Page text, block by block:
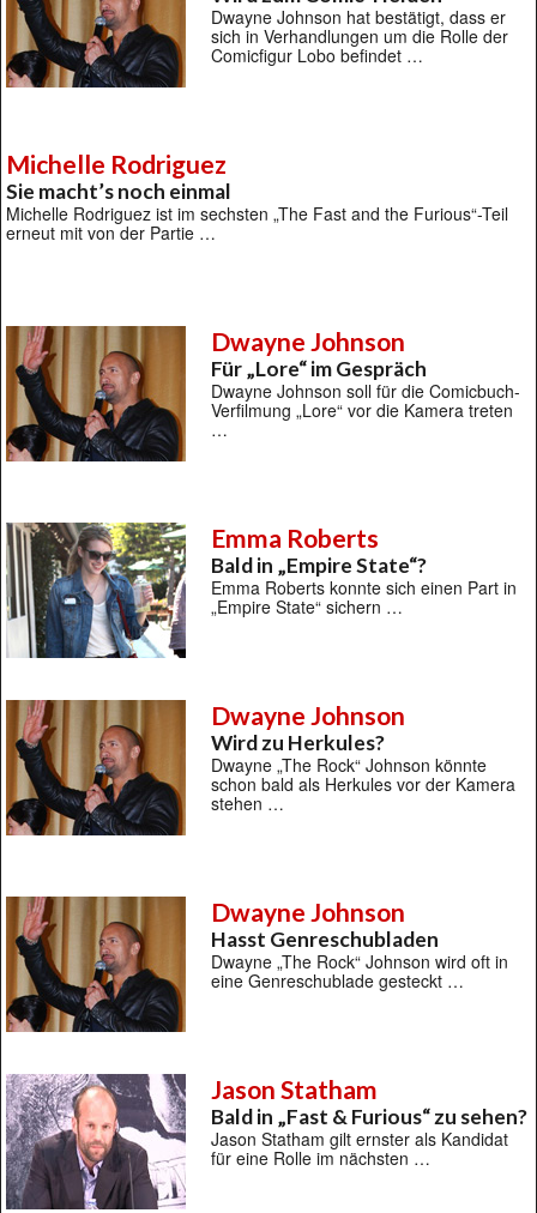
Dwayne Johnson hat bestätigt, dass er
sich in Verhandlungen um die Rolle der
Comicfigur Lobo befindet …
Michelle Rodriguez
Sie macht’s noch einmal
Michelle Rodriguez ist im sechsten „The Fast and the Furious“-Teil
erneut mit von der Partie …
Dwayne Johnson
Für „Lore“ im Gespräch
Dwayne Johnson soll für die Comicbuch-
Verfilmung „Lore“ vor die Kamera treten
…
Emma Roberts
Bald in „Empire State“?
Emma Roberts konnte sich einen Part in
„Empire State“ sichern …
Dwayne Johnson
Wird zu Herkules?
Dwayne „The Rock“ Johnson könnte
schon bald als Herkules vor der Kamera
stehen …
Dwayne Johnson
Hasst Genreschubladen
Dwayne „The Rock“ Johnson wird oft in
eine Genreschublade gesteckt …
Jason Statham
Bald in „Fast & Furious“ zu sehen?
Jason Statham gilt ernster als Kandidat
für eine Rolle im nächsten …